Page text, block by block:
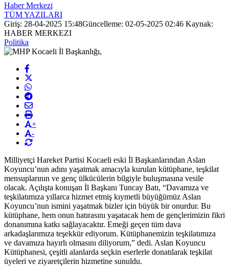
Haber Merkezi
TÜM YAZILARI
Giriş: 28-04-2025 15:48Güncelleme: 02-05-2025 02:46 Kaynak:
HABER MERKEZI
Politika
+
-
Milliyetçi Hareket Partisi Kocaeli eski İl Başkanlarından Aslan
Koyuncu’nun adını yaşatmak amacıyla kurulan kütüphane, teşkilat
mensuplarının ve genç ülkücülerin bilgiyle buluşmasına vesile
olacak. Açılışta konuşan İl Başkanı Tuncay Batı, “Davamıza ve
teşkilatımıza yıllarca hizmet etmiş kıymetli büyüğümüz Aslan
Koyuncu’nun ismini yaşatmak bizler için büyük bir onurdur. Bu
kütüphane, hem onun hatırasını yaşatacak hem de gençlerimizin fikri
donanımına katkı sağlayacaktır. Emeği geçen tüm dava
arkadaşlarımıza teşekkür ediyorum. Kütüphanemizin teşkilatımıza
ve davamıza hayırlı olmasını diliyorum,” dedi. Aslan Koyuncu
Kütüphanesi, çeşitli alanlarda seçkin eserlerle donatılarak teşkilat
üyeleri ve ziyaretçilerin hizmetine sunuldu.